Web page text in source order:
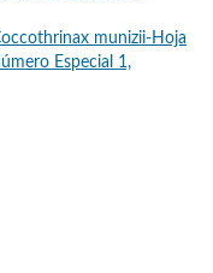
munizii-Hoja
Especial 1,